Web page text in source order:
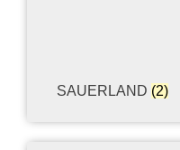
SAUERLAND (2)